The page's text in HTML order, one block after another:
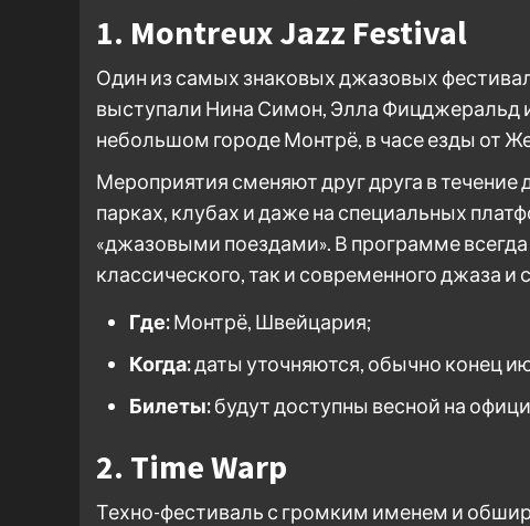
1. Montreux Jazz Festival
Один из самых знаковых джазовых
выступали Нина Симон, Элла Фицджеральд
небольшом городе Монтрё, в часе езды от
Мероприятия сменяют друг друга в
парках, клубах и даже на специальных
«джазовыми поездами». В программе
классического, так и современного джаза
Где:Монтрё, Швейцария;
Когда:даты уточняются, обычно конец
Билеты:будут доступны весной на
2. Time Warp
Техно-фестиваль с громким именем и